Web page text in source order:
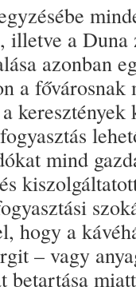
illetve a
azonban
a
mind
hogy a
– vagy
betartása